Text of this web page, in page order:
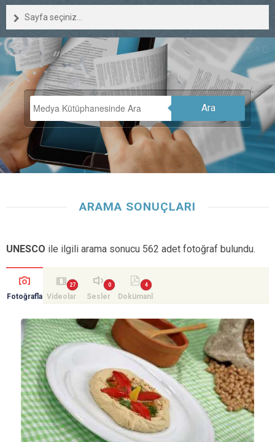
Sayfa seçiniz...
Ara
ARAMA SONUÇLARI
UNESCO ile ilgili arama sonucu 562 adet fotoğraf bulundu.
Fotoğrafla Videolar Sesler
Dokümanl